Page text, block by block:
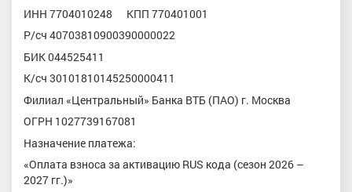
ИНН 7704010248 КПП 770401001
Р/сч 40703810900390000022
БИК 044525411
К/сч 30101810145250000411
Филиал «Центральный» Банка ВТБ (ПАО) г. Москва
ОГРН 1027739167081
Назначение платежа:
«Оплата взноса за активацию RUS кода (сезон 2026 –
2027 гг.)»